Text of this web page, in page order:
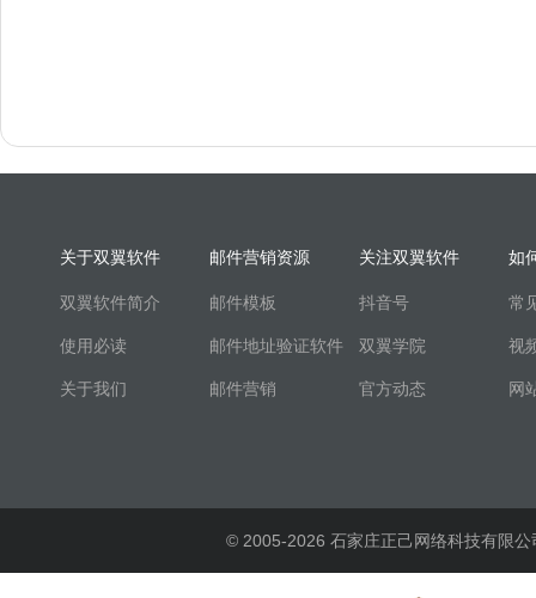
关于双翼软件
双翼软件简介
使用必读
关于我们
邮件营销资源
邮件模板
邮件地址验证软件
邮件营销
关注双翼软件
抖音号
双翼学院
官方动态
如
常
视
网
© 2005-2026 石家庄正己网络科技有限